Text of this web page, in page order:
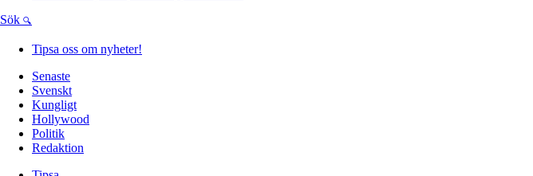
Sök
Tipsa oss om nyheter!
Senaste
Svenskt
Kungligt
Hollywood
Politik
Redaktion